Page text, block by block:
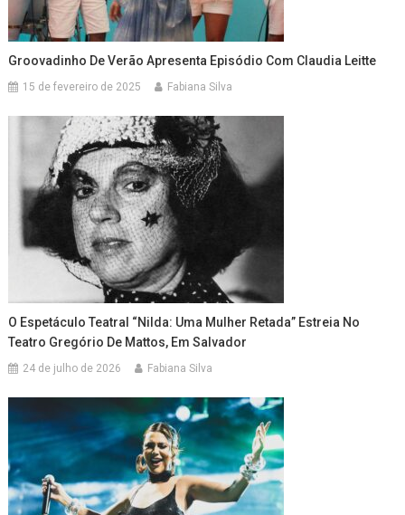
Groovadinho De Verão Apresenta Episódio Com Claudia Leitte
15 de fevereiro de 2025 Fabiana Silva
O Espetáculo Teatral “Nilda: Uma Mulher Retada” Estreia No
Teatro Gregório De Mattos, Em Salvador
24 de julho de 2026 Fabiana Silva